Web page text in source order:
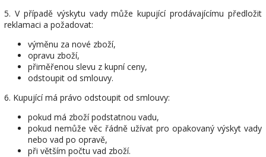
5. V případě výskytu vady může kupující prodávajícímu předložit
reklamaci a požadovat:
výměnu za nové zboží,
opravu zboží,
přiměřenou slevu z kupní ceny,
odstoupit od smlouvy.
6. Kupující má právo odstoupit od smlouvy:
pokud má zboží podstatnou vadu,
pokud nemůže věc řádně užívat pro opakovaný výskyt vady
nebo vad po opravě,
při větším počtu vad zboží.